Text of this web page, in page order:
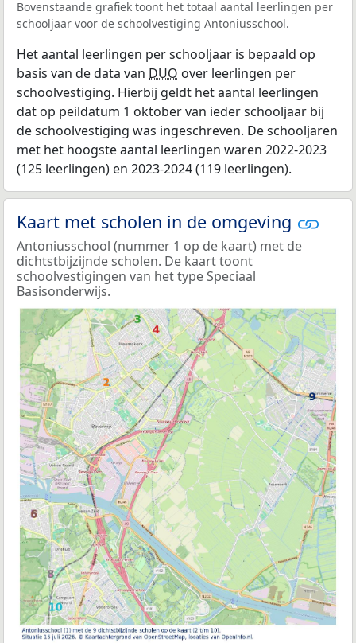
Bovenstaande grafiek toont het totaal aantal leerlingen per
schooljaar voor de schoolvestiging Antoniusschool.
Het aantal leerlingen per schooljaar is bepaald op
basis van de data van DUO over leerlingen per
schoolvestiging. Hierbij geldt het aantal leerlingen
dat op peildatum 1 oktober van ieder schooljaar bij
de schoolvestiging was ingeschreven. De schooljaren
met het hoogste aantal leerlingen waren 2022-2023
(125 leerlingen) en 2023-2024 (119 leerlingen).
Kaart met scholen in de omgeving
Antoniusschool (nummer 1 op de kaart) met de
dichtstbijzijnde scholen. De kaart toont
schoolvestigingen van het type Speciaal
Basisonderwijs.